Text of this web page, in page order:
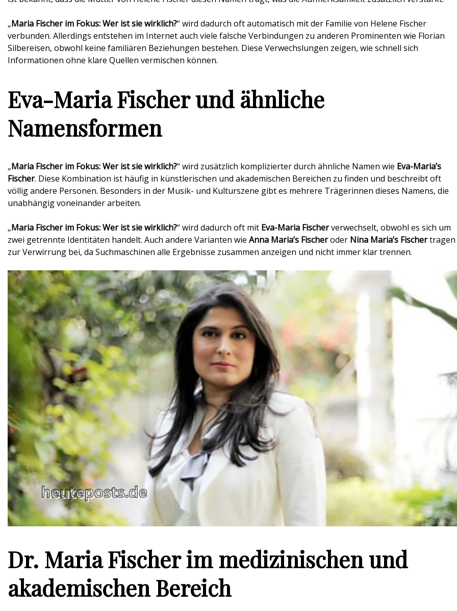
„Maria Fischer im Fokus: Wer ist sie wirklich?“ wird dadurch oft automatisch mit der Familie von Helene Fischer
verbunden. Allerdings entstehen im Internet auch viele falsche Verbindungen zu anderen Prominenten wie Florian
Silbereisen, obwohl keine familiären Beziehungen bestehen. Diese Verwechslungen zeigen, wie schnell sich
Informationen ohne klare Quellen vermischen können.
Eva-Maria Fischer und ähnliche
Namensformen
„Maria Fischer im Fokus: Wer ist sie wirklich?“ wird zusätzlich komplizierter durch ähnliche Namen wie Eva-Maria’s
Fischer. Diese Kombination ist häufig in künstlerischen und akademischen Bereichen zu finden und beschreibt oft
völlig andere Personen. Besonders in der Musik- und Kulturszene gibt es mehrere Trägerinnen dieses Namens, die
unabhängig voneinander arbeiten.
„Maria Fischer im Fokus: Wer ist sie wirklich?“ wird dadurch oft mit Eva-Maria Fischerverwechselt, obwohl es sich um
zwei getrennte Identitäten handelt. Auch andere Varianten wie Anna Maria’s Fischeroder Nina Maria’s Fischertragen
zur Verwirrung bei, da Suchmaschinen alle Ergebnisse zusammen anzeigen und nicht immer klar trennen.
Dr. Maria Fischer im medizinischen und
akademischen Bereich